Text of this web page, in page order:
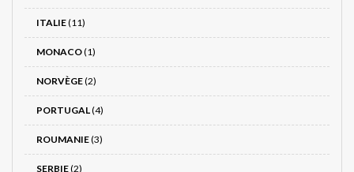
ITALIE(11)
MONACO(1)
NORVÈGE(2)
PORTUGAL(4)
ROUMANIE(3)
SERBIE(2)